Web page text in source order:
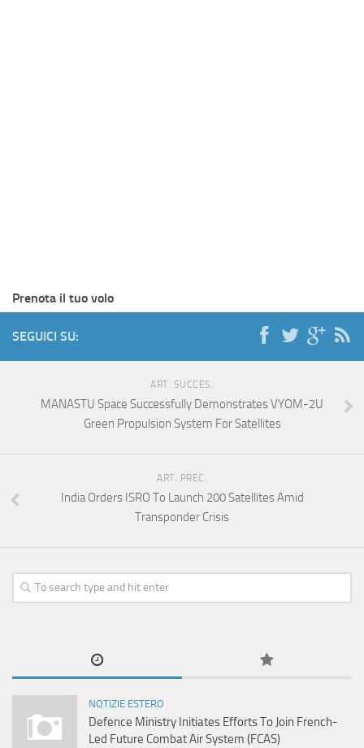
Prenota il tuo volo
SEGUICI SU:
ART. SUCCES.
MANASTU Space Successfully Demonstrates VYOM-2U
Green Propulsion System For Satellites
ART. PREC.
India Orders ISRO To Launch 200 Satellites Amid
Transponder Crisis
NOTIZIE ESTERO
Defence Ministry Initiates Efforts To Join French-
Led Future Combat Air System (FCAS)